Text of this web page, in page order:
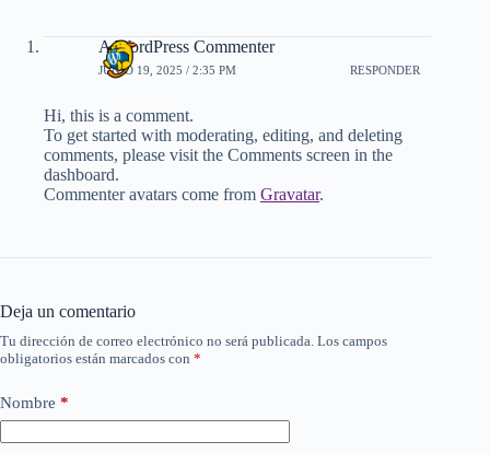
A WordPress Commenter
JUNIO 19, 2025 / 2:35 PM RESPONDER
Hi, this is a comment.
To get started with moderating, editing, and deleting
comments, please visit the Comments screen in the
dashboard.
Commenter avatars come from Gravatar.
Deja un comentario
Tu dirección de correo electrónico no será publicada. Los campos
obligatorios están marcados con *
Nombre *